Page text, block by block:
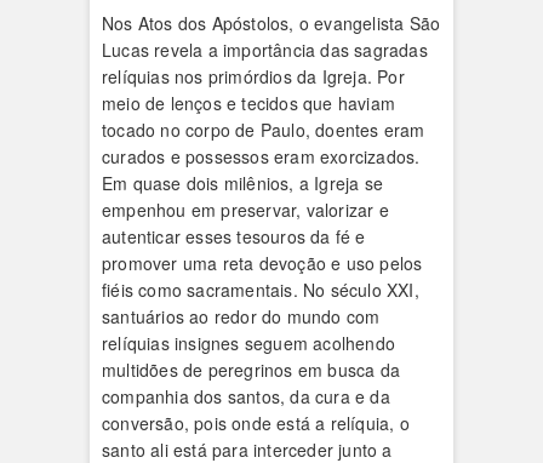
Nos Atos dos Apóstolos, o evangelista São
Lucas revela a importância das sagradas
relíquias nos primórdios da Igreja. Por
meio de lenços e tecidos que haviam
tocado no corpo de Paulo, doentes eram
curados e possessos eram exorcizados.
Em quase dois milênios, a Igreja se
empenhou em preservar, valorizar e
autenticar esses tesouros da fé e
promover uma reta devoção e uso pelos
fiéis como sacramentais. No século XXI,
santuários ao redor do mundo com
relíquias insignes seguem acolhendo
multidões de peregrinos em busca da
companhia dos santos, da cura e da
conversão, pois onde está a relíquia, o
santo ali está para interceder junto a